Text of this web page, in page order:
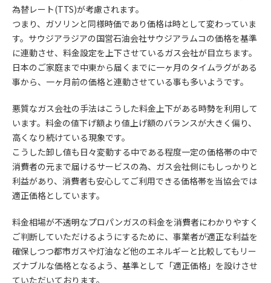
為替レート(TTS)が考慮されます。
つまり、ガソリンと同様時価であり価格は時として変わっていま
す。サウジアラジアの国営石油会社サウジアラムコの価格を基準
に連動させ、料金設定を上下させているガス会社が目立ちます。
日本のご家庭まで中東から届くまでに一ヶ月のタイムラグがある
事から、一ヶ月前の価格と連動させている事も多いようです。
悪質なガス会社の手法はこうした料金上下がある時勢を利用して
います。料金の値下げ額より値上げ額のバランスが大きく偏り、
高くなり続けている現象です。
こうした卸し値も日々変動する中である程度一定の価格帯の中で
消費者の元まで届けるサービスの為、ガス会社側にもしっかりと
利益があり、消費者も安心してご利用できる価格帯を当協会では
適正価格としています。
料金相場が不透明なプロパンガスの料金を消費者にわかりやすく
ご判断していただけるようにするために、事業者が適正な利益を
確保しつつ都市ガスや灯油など他のエネルギーと比較してもリー
ズナブルな価格となるよう、基準として「適正価格」を設けさせ
ていただいております。